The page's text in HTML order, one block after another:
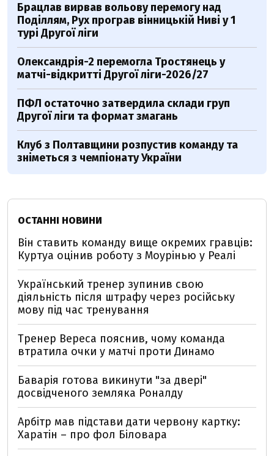
Брацлав вирвав вольову перемогу над
Поділлям, Рух програв вінницькій Ниві у 1
турі Другої ліги
Олександрія-2 перемогла Тростянець у
матчі-відкритті Другої ліги-2026/27
ПФЛ остаточно затвердила склади груп
Другої ліги та формат змагань
Клуб з Полтавщини розпустив команду та
зніметься з чемпіонату України
ОСТАННІ НОВИНИ
Він ставить команду вище окремих гравців:
Куртуа оцінив роботу з Моурінью у Реалі
Український тренер зупинив свою
діяльність після штрафу через російську
мову під час тренування
Тренер Вереса пояснив, чому команда
втратила очки у матчі проти Динамо
Баварія готова викинути "за двері"
досвідченого земляка Роналду
Арбітр мав підстави дати червону картку:
Харатін – про фол Біловара